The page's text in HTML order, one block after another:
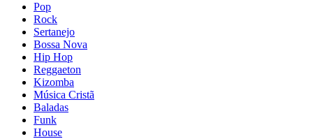
Pop
Rock
Sertanejo
Bossa Nova
Hip Hop
Reggaeton
Kizomba
Música Cristã
Baladas
Funk
House